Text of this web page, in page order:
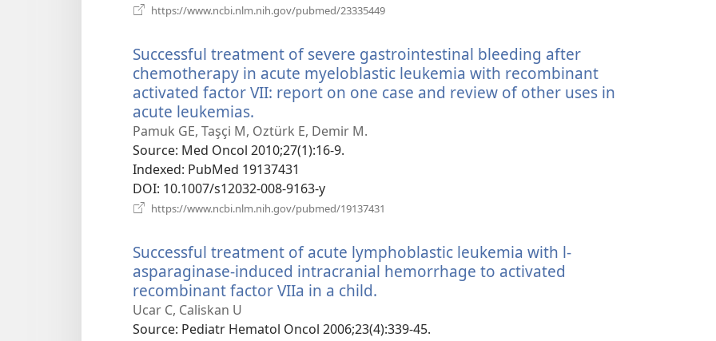
https://www.ncbi.nlm.nih.gov/pubmed/23335449
вікні)
Successful treatment of severe gastrointestinal bleeding after
chemotherapy in acute myeloblastic leukemia with recombinant
activated factor VII: report on one case and review of other uses in
acute leukemias.
у
новому
вікні)
Pamuk GE, Taşçi M, Oztürk E, Demir M.
Source‎: Med Oncol 2010;27(1):16-9.
Indexed‎: PubMed 19137431
DOI‎: 10.1007/s12032-008-9163-y
https://www.ncbi.nlm.nih.gov/pubmed/19137431
вікні)
Successful treatment of acute lymphoblastic leukemia with l-
asparaginase-induced intracranial hemorrhage to activated
recombinant factor VIIa in a child.
новому
Ucar C, Caliskan U
Source‎: Pediatr Hematol Oncol 2006;23(4):339-45.